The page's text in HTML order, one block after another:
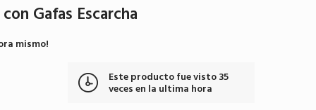
BANCOLOMBIA
Pagar por BANCOLOMBIA
Este producto fue visto35
veces en la ultima hora
Gafas Escarcha
mismo!